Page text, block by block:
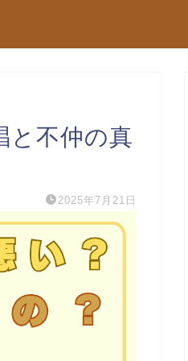
と不仲の真
2025年7月21日